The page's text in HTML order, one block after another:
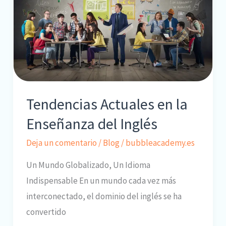
las
Oportunidades
Tendencias Actuales en la
Enseñanza del Inglés
Deja un comentario/Blog/bubbleacademy.es
Un Mundo Globalizado, Un Idioma
Indispensable En un mundo cada vez más
interconectado, el dominio del inglés se ha
convertido